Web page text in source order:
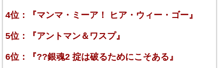
4位：『マンマ・ミーア！ ヒア・ウィー・ゴー』
5位：『アントマン＆ワスプ』
6位：『??銀魂2 掟は破るためにこそある』